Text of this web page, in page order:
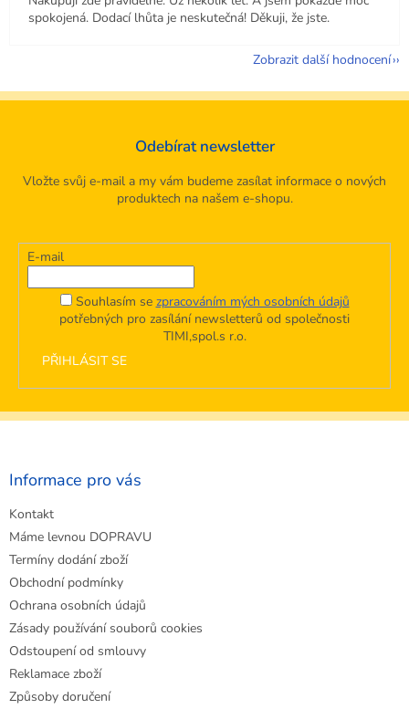
spokojená. Dodací lhůta je neskutečná! Děkuji, že jste.
Zobrazit další hodnocení
Odebírat newsletter
Vložte svůj e-mail a my vám budeme zasílat informace o nových
produktech na našem e-shopu.
E-mail
Souhlasím se zpracováním mých osobních údajů
potřebných pro zasílání newsletterů od společnosti
TIMI,spol.s r.o.
PŘIHLÁSIT SE
Z
Informace pro vás
Kontakt
Máme levnou DOPRAVU
Termíny dodání zboží
Obchodní podmínky
Ochrana osobních údajů
Zásady používání souborů cookies
Odstoupení od smlouvy
Reklamace zboží
Způsoby doručení